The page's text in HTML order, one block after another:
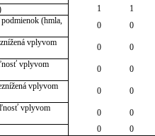
1
1
(hmla,
0
0
vplyvom
0
0
vplyvom
0
0
vplyvom
0
0
vplyvom
0
0
0 0